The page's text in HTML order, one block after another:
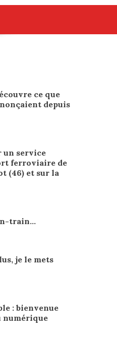
ce que
depuis
un service
ferroviaire de
(46) et sur la
train…
je le mets
: bienvenue
numérique